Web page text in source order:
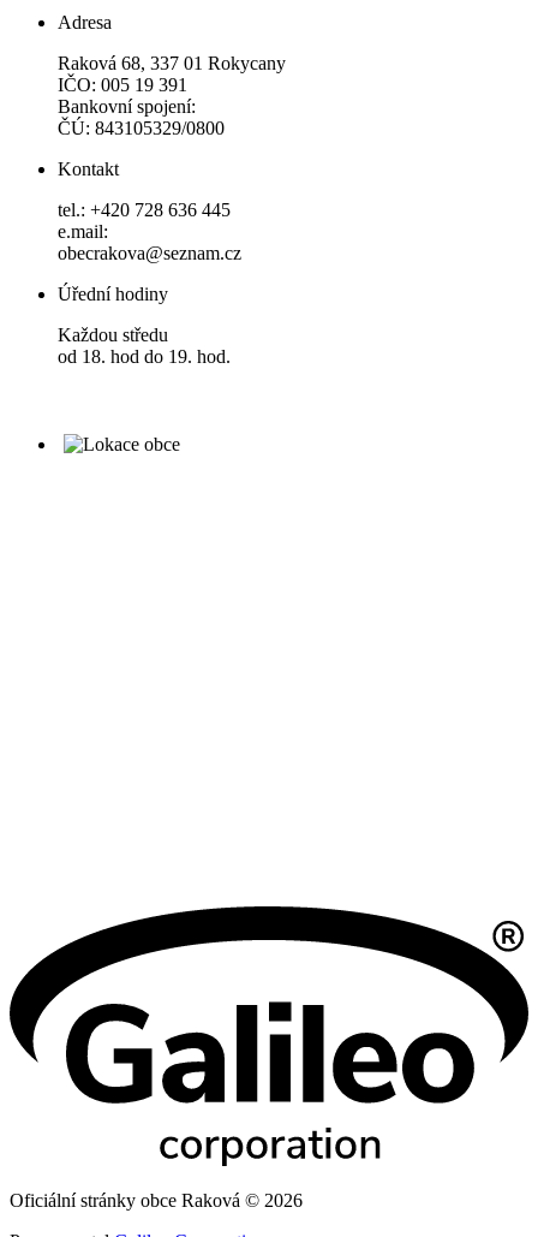
Adresa
Raková 68, 337 01 Rokycany
IČO: 005 19 391
Bankovní spojení:
ČÚ: 843105329/0800
Kontakt
tel.: +420 728 636 445
e.mail:
obecrakova@seznam.cz
Úřední hodiny
Každou středu
od 18. hod do 19. hod.
Oficiální stránky obce Raková © 2026